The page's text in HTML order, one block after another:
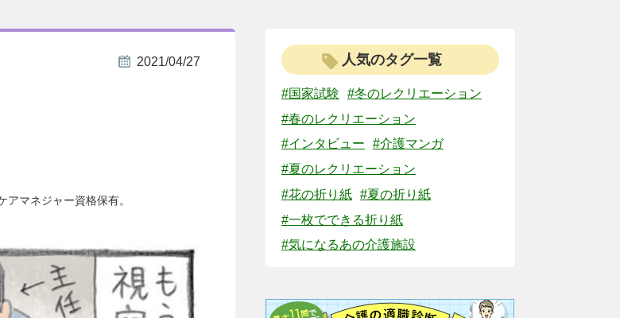
2021/04/27
マネジャー資格保有。
人気のタグ一覧
#国家試験
#冬のレクリエーション
#春のレクリエーション
#インタビュー
#介護マンガ
#夏のレクリエーション
#花の折り紙 #夏の折り紙
#一枚でできる折り紙
#気になるあの介護施設